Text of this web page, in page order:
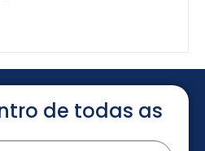
de todas as